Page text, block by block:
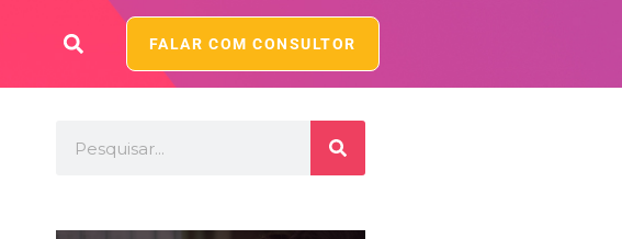
FALAR COM CONSULTOR